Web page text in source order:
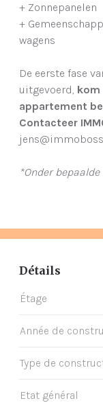
+ Zonnepanelen
+
wagens
De eerste fase
uitgevoerd, kom
appartement
Contacteer
*Onder
Détails
Étage
Année de
Type de
Etat général